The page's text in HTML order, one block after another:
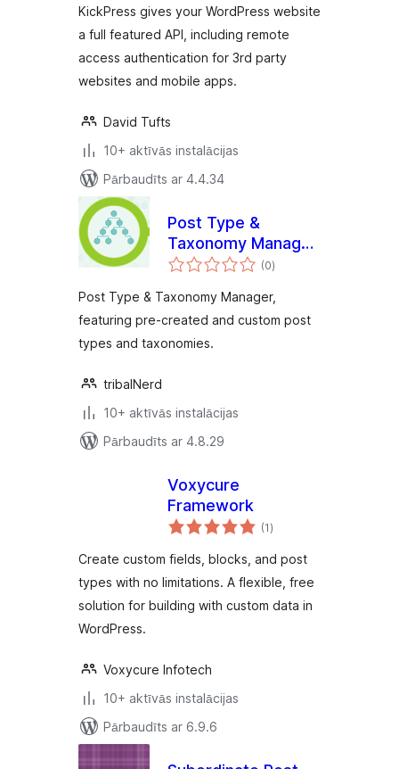
KickPress gives your WordPress website
a full featured API, including remote
access authentication for 3rd party
websites and mobile apps.
David Tufts
10+ aktīvās instalācijas
Pārbaudīts ar 4.4.34
Post Type &
Taxonomy Manager
/ PT & T Manager /
(0vērtējumu
kopsumma
)
Post Type & Taxonomy Manager,
featuring pre-created and custom post
types and taxonomies.
tribalNerd
10+ aktīvās instalācijas
Pārbaudīts ar 4.8.29
Voxycure
Framework
(1vērtējumu
kopsumma
)
Create custom fields, blocks, and post
types with no limitations. A flexible, free
solution for building with custom data in
WordPress.
Voxycure Infotech
10+ aktīvās instalācijas
Pārbaudīts ar 6.9.6